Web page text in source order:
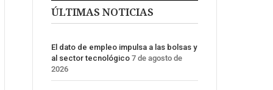
ÚLTIMAS NOTICIAS
El dato de empleo impulsa a las bolsas y
al sector tecnológico 7 de agosto de
2026